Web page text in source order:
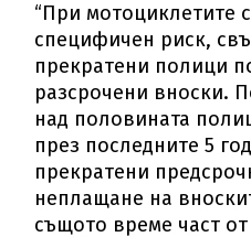
“При мотоциклетите
специфичен риск,
прекратени полици
разсрочени вноски.
над половината
през последните 5
прекратени
неплащане на
същото време част